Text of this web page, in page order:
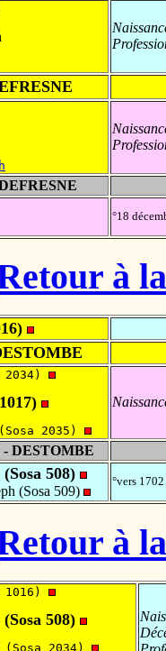
°18
à
2034)
2035)
DESTOMBE
(Sosa 508)
(Sosa 509)
°vers
à
1016)
508)
(Sosa 2034)